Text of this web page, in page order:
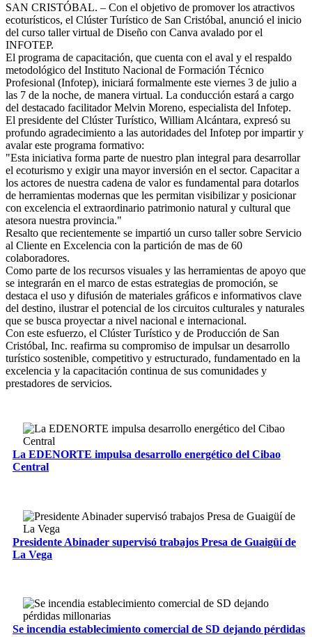
SAN CRISTÓBAL. – Con el objetivo de promover los atractivos
ecoturísticos, el Clúster Turístico de San Cristóbal, anunció el inicio
del curso taller virtual de Diseño con Canva avalado por el
INFOTEP.
El programa de capacitación, que cuenta con el aval y el respaldo
metodológico del Instituto Nacional de Formación Técnico
Profesional (Infotep), iniciará formalmente este viernes 3 de julio a
las 7 de la noche, de manera virtual. La conducción estará a cargo
del destacado facilitador Melvin Moreno, especialista del Infotep.
El presidente del Clúster Turístico, William Alcántara, expresó su
profundo agradecimiento a las autoridades del Infotep por impartir y
avalar este programa formativo:
"Esta iniciativa forma parte de nuestro plan integral para desarrollar
el ecoturismo y exigir una mayor inversión en el sector. Capacitar a
los actores de nuestra cadena de valor es fundamental para dotarlos
de herramientas modernas que les permitan visibilizar y posicionar
con excelencia el extraordinario patrimonio natural y cultural que
atesora nuestra provincia."
Resalto que recientemente se impartió un curso taller sobre Servicio
al Cliente en Excelencia con la partición de mas de 60
colaboradores.
Como parte de los recursos visuales y las herramientas de apoyo que
se integrarán en el marco de estas estrategias de promoción, se
destaca el uso y difusión de materiales gráficos e informativos clave
del destino, ilustrar el potencial de los circuitos culturales y naturales
que se busca proyectar a nivel nacional e internacional.
Con este esfuerzo, el Clúster Turístico y de Producción de San
Cristóbal, Inc. reafirma su compromiso de impulsar un desarrollo
turístico sostenible, competitivo y estructurado, fundamentado en la
excelencia y la capacitación continua de sus comunidades y
prestadores de servicios.
La EDENORTE impulsa desarrollo energético del Cibao
Central
Presidente Abinader supervisó trabajos Presa de Guaigüí de
La Vega
Se incendia establecimiento comercial de SD dejando pérdidas